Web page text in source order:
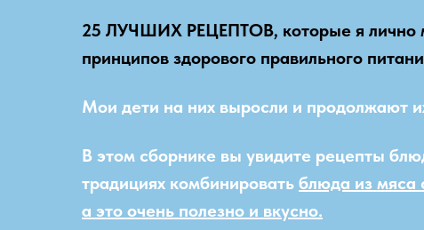
25 ЛУЧШИХ РЕЦЕПТОВ, которые я лично
принципов здорового правильного
Мои дети на них выросли и продолжают
В этом сборнике вы увидите рецепты
традициях комбинировать блюда из
а это очень полезно и вкусно.